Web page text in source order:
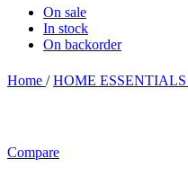
On sale
In stock
On backorder
Home / HOME ESSENTIALS
Compare